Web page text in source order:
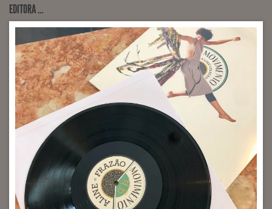
EDITORA …